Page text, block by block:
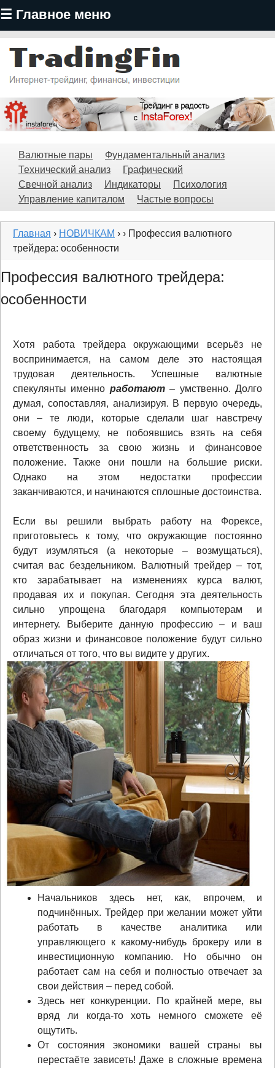
☰ Главное меню
Перейти
основному
содержанию
TradingFin
Валютные пары
Фундаментальный анализ
Технический анализ
Графический
Свечной анализ
Индикаторы
Психология
Управление капиталом
Частые вопросы
Главная › НОВИЧКАМ › › Профессия валютного
трейдера: особенности
Профессия валютного трейдера:
особенности
Хотя работа трейдера окружающими всерьёз не
воспринимается, на самом деле это настоящая
трудовая деятельность. Успешные валютные
спекулянты именно работают– умственно. Долго
думая, сопоставляя, анализируя. В первую очередь,
они – те люди, которые сделали шаг навстречу
своему будущему, не побоявшись взять на себя
ответственность за свою жизнь и финансовое
положение. Также они пошли на большие риски.
Однако на этом недостатки профессии
заканчиваются, и начинаются сплошные достоинства.
Если вы решили выбрать работу на Форексе,
приготовьтесь к тому, что окружающие постоянно
будут изумляться (а некоторые – возмущаться),
считая вас бездельником. Валютный трейдер – тот,
кто зарабатывает на изменениях курса валют,
продавая их и покупая. Сегодня эта деятельность
сильно упрощена благодаря компьютерам и
интернету. Выберите данную профессию – и ваш
образ жизни и финансовое положение будут сильно
отличаться от того, что вы видите у других.
Начальников здесь нет, как, впрочем, и
подчинённых. Трейдер при желании может уйти
работать в качестве аналитика или
управляющего к какому-нибудь брокеру или в
инвестиционную компанию. Но обычно он
работает сам на себя и полностью отвечает за
свои действия – перед собой.
Здесь нет конкуренции. По крайней мере, вы
вряд ли когда-то хоть немного сможете её
ощутить.
От состояния экономики вашей страны вы
перестаёте зависеть! Даже в сложные времена